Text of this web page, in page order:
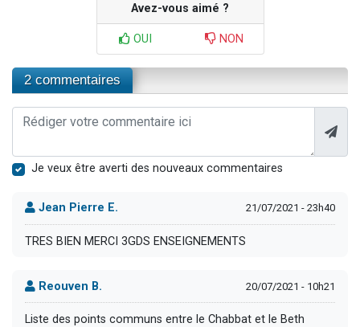
Avez-vous aimé ?
OUI NON
2 commentaires
Je veux être averti des nouveaux commentaires
Jean Pierre E. 21/07/2021 - 23h40
TRES BIEN MERCI 3GDS ENSEIGNEMENTS
Reouven B. 20/07/2021 - 10h21
Liste des points communs entre le Chabbat et le Beth